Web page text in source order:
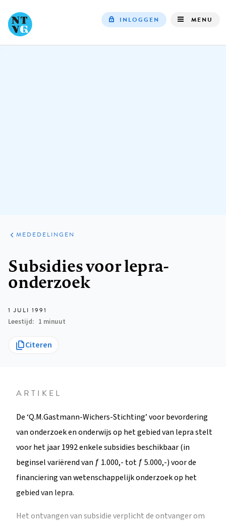
INLOGGEN MENU
ARTIKELEN
VARIA
MEDEDELINGEN
Subsidies voor lepra-
onderzoek
1 JULI 1991
Leestijd
1 minuut
Citeren
ARTIKEL
De ‘Q.M.Gastmann-Wichers-Stichting’ voor bevordering
van onderzoek en onderwijs op het gebied van lepra stelt
voor het jaar 1992 enkele subsidies beschikbaar (in
beginsel variërend van ƒ 1.000,- tot ƒ 5.000,-) voor de
financiering van wetenschappelijk onderzoek op het
gebied van lepra.
Het ontvangen van subsidie verplicht de ontvanger om